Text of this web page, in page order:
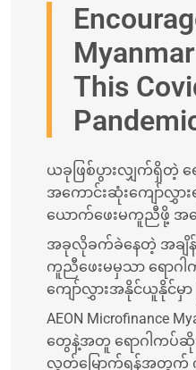
This
ယခုဖြစ်ပွားလျှက်ရှိတဲ့ ရ
အကောင်းဆုံးကျော်လွှ
ယောက်ဖေးမကူညီဖို့ အရ
အခုလိုခက်ခဲနေတဲ့ အချိန်
ကူညီဖေးမမှသာ ရောဂ
ကျော်လွှားအနိုင်ယူနိုင်မှာ
AEON Microfinance
တွေနဲ့အတူ ရောဂါကပ်ဆို
လွတ်မြောက်ရန်အတွက်